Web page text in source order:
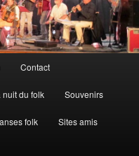
Contact
nuit du folk Souvenirs
folk Sites amis